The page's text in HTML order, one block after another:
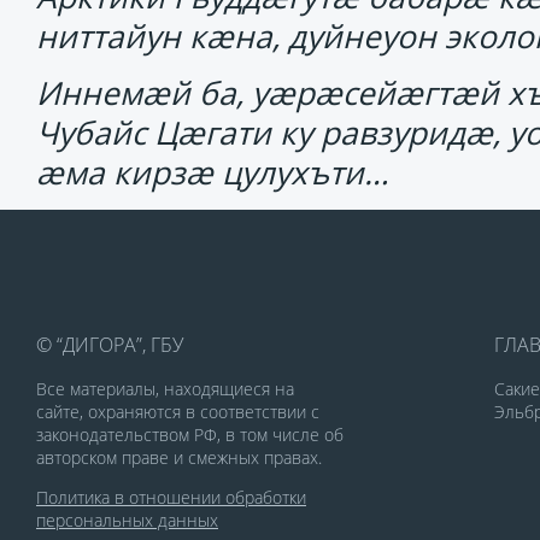
ниттайун кӕна, дуйнеуон
Иннемӕй ба, уӕрӕсейӕгтӕй
Чубайс Цӕгати ку равзуридӕ,
ӕма кирзӕ цулухъти…
© “ДИГОРА”, ГБУ
Все материалы, находящиеся на
сайте, охраняются в соответствии с
законодательством РФ, в том числе об
авторском праве и смежных правах.
Политика в отношении обработки
персональных данных